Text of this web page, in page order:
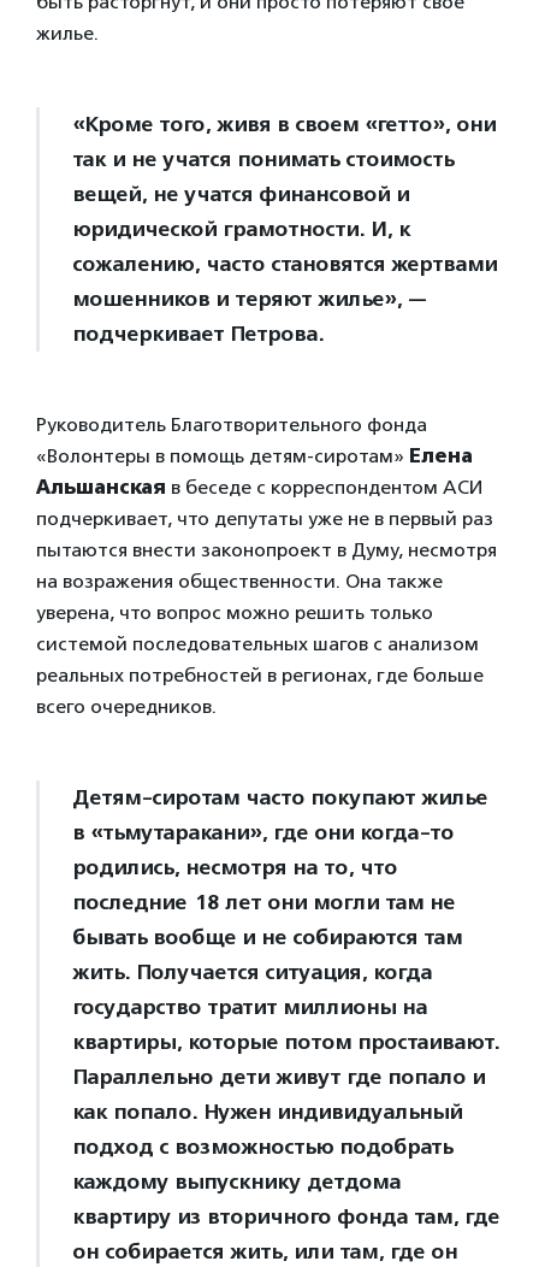
жилье.
«Кроме того, живя в своем «гетто», они
так и не учатся понимать стоимость
вещей, не учатся финансовой и
юридической грамотности. И, к
сожалению, часто становятся жертвами
мошенников и теряют жилье», —
подчеркивает Петрова.
Руководитель Благотворительного фонда
«Волонтеры в помощь детям-сиротам» Елена
Альшанская в беседе с корреспондентом АСИ
подчеркивает, что депутаты уже не в первый раз
пытаются внести законопроект в Думу, несмотря
на возражения общественности. Она также
уверена, что вопрос можно решить только
системой последовательных шагов с анализом
реальных потребностей в регионах, где больше
всего очередников.
Детям-сиротам часто покупают жилье
в «тьмутаракани», где они когда-то
родились, несмотря на то, что
последние 18 лет они могли там не
бывать вообще и не собираются там
жить. Получается ситуация, когда
государство тратит миллионы на
квартиры, которые потом простаивают.
Параллельно дети живут где попало и
как попало. Нужен индивидуальный
подход с возможностью подобрать
каждому выпускнику детдома
квартиру из вторичного фонда там, где
он собирается жить, или там, где он